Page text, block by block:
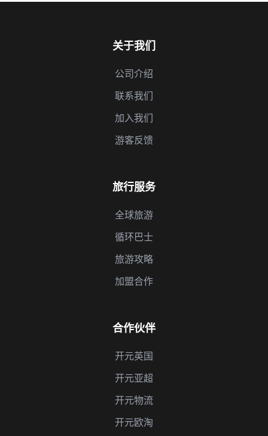
关于我们
公司介绍
联系我们
加入我们
游客反馈
旅行服务
全球旅游
循环巴士
旅游攻略
加盟合作
合作伙伴
开元英国
开元亚超
开元物流
开元欧淘